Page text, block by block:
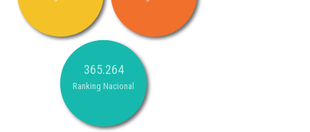
365.264
Ranking Nacional